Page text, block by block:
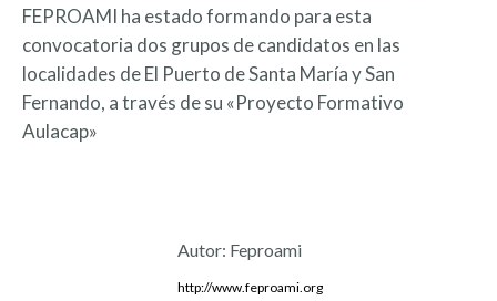
FEPROAMI ha estado formando para esta
convocatoria dos grupos de candidatos en las
localidades de El Puerto de Santa María y San
Fernando, a través de su «Proyecto Formativo
Aulacap»
Autor: Feproami
http://www.feproami.org